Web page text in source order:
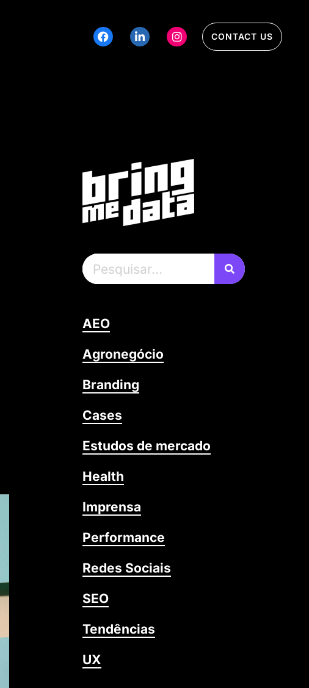
CONTACT US
AEO
Agronegócio
Branding
Cases
Estudos de mercado
Health
Imprensa
Performance
Redes Sociais
SEO
Tendências
UX